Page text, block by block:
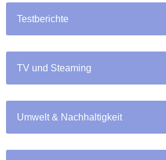
Testberichte
TV und Steaming
Umwelt & Nachhaltigkeit